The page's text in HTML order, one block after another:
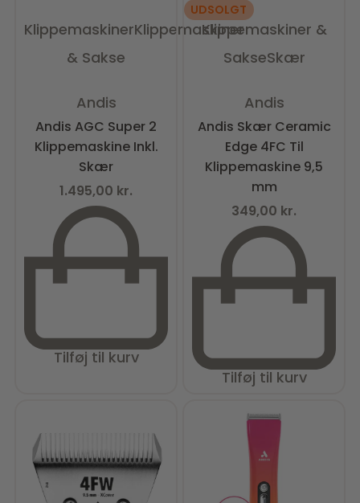
KlippemaskinerKlippemaskiner
& Sakse
Andis
Andis AGC Super 2
Klippemaskine Inkl.
Skær
1.495,00 kr.
Tilføj til kurv
UDSOLGT
Klippemaskiner &
SakseSkær
Andis
Andis Skær Ceramic
Edge 4FC Til
Klippemaskine 9,5
mm
349,00 kr.
Tilføj til kurv